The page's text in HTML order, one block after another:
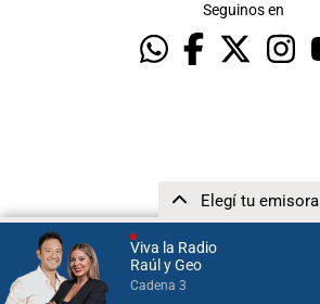
Viva la Radio
Raúl y Geo
Cadena 3
Elegí tu emisora
Seguinos en